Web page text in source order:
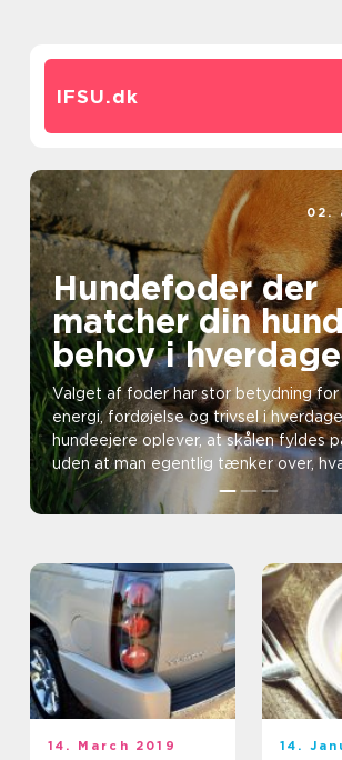
IFSU.dk
Hundefoder der
matcher din
behov i
Valget af foder har stor betydning for
energi, fordøjelse og trivsel i
hundeejere oplever, at skålen fyldes
uden at man egentlig tænker over,
bag. ...
02.
14. March 2019 14.